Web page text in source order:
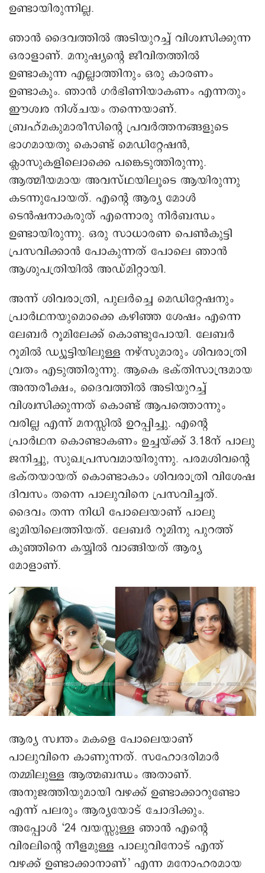
ഉണ്ടായിരുന്നില്ല.
ഞാന്‍ ദൈവത്തില്‍ അടിയുറച്ച് വിശ്വസിക്കുന്ന
ഒരാളാണ്. മനുഷ്യന്റെ ജീവിതത്തില്‍
ഉണ്ടാകുന്ന എല്ലാത്തിനും ഒരു കാരണം
ഉണ്ടാകും. ഞാന്‍ ഗര്‍ഭിണിയാകണം എന്നതും
ഈശ്വര നിശ്ചയം തന്നെയാണ്.
ബ്രഹ്മകുമാരീസിന്റെ പ്രവര്‍ത്തനങ്ങളുടെ
ഭാഗമായതു കൊണ്ട് മെഡിറ്റേഷന്‍,
ക്ലാസുകളിലൊക്കെ പങ്കെടുത്തിരുന്നു.
ആത്മീയമായ അവസ്ഥയിലൂടെ ആയിരുന്നു
കടന്നുപോയത്. എന്റെ ആര്യ മോള്‍
ടെന്‍ഷനാകരുത് എന്നൊരു നിര്‍ബന്ധം
ഉണ്ടായിരുന്നു. ഒരു സാധാരണ പെണ്‍കുട്ടി
പ്രസവിക്കാന്‍ പോകുന്നത് പോലെ ഞാന്‍
ആശുപത്രിയില്‍ അഡ്മിറ്റായി.
അന്ന് ശിവരാത്രി, പുലര്‍ച്ചെ മെഡിറ്റേഷനും
പ്രാർഥനയുമൊക്കെ കഴിഞ്ഞ ശേഷം എന്നെ
ലേബർ റൂമിലേക്ക് കൊണ്ടുപോയി. ലേബർ
റൂമിൽ ഡ്യൂട്ടിയിലുള്ള നഴ്സുമാരും ശിവരാത്രി
വ്രതം എടുത്തിരുന്നു. ആകെ ഭക്തിസാന്ദ്രമായ
അന്തരീക്ഷം, ദൈവത്തില്‍ അടിയുറച്ച്
വിശ്വസിക്കുന്നത് കൊണ്ട് ആപത്തൊന്നും
വരില്ല എന്ന് മനസ്സില്‍ ഉറപ്പിച്ചു. എന്റെ
പ്രാര്‍ഥന കൊണ്ടാകണം ഉച്ചയ്ക്ക് 3.18ന് പാലു
ജനിച്ചു, സുഖപ്രസവമായിരുന്നു. പരമശിവന്റെ
ഭക്തയായത് കൊണ്ടാകാം ശിവരാത്രി വിശേഷ
ദിവസം തന്നെ പാലുവിനെ പ്രസവിച്ചത്.
ദൈവം തന്ന നിധി പോലെയാണ് പാലു
ഭൂമിയിലെത്തിയത്. ലേബർ റൂമിനു പുറത്ത്
കുഞ്ഞിനെ കയ്യിൽ വാങ്ങിയത് ആര്യ
മോളാണ്.
ആര്യ സ്വന്തം മകളെ പോലെയാണ്
പാലുവിനെ കാണുന്നത്. സഹോദരിമാര്‍
തമ്മിലുള്ള ആത്മബന്ധം അതാണ്.
അനുജത്തിയുമായി വഴക്ക് ഉണ്ടാക്കാറുണ്ടോ
എന്ന് പലരും ആര്യയോട് ചോദിക്കും.
അപ്പോള്‍ ‘24 വയസ്സുള്ള ഞാന്‍ എന്റെ
വിരലിന്റെ നീളമുള്ള പാലുവിനോട് എന്ത്
വഴക്ക് ഉണ്ടാക്കാനാണ്’ എന്ന മനോഹരമായ